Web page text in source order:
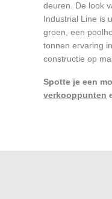
deuren. De look
Industrial Line is
groen, een
tonnen ervaring
constructie op
Spotte je een
verkooppunten